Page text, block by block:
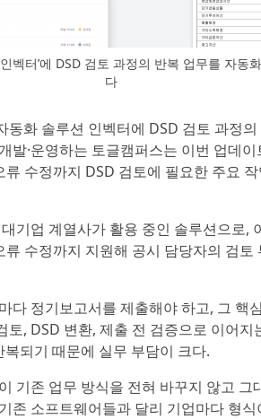
벡터’에 DSD 검토 과정의 반복 업무를 자동
다
동화 솔루션 인벡터에 DSD 검토 과정
발·운영하는 토글캠퍼스는 이번 업데이
수정까지 DSD 검토에 필요한 주요
기업 계열사가 활용 중인 솔루션으로,
수정까지 지원해 공시 담당자의 검토
다 정기보고서를 제출해야 하고, 그 핵
토, DSD 변환, 제출 전 검증으로 이어지
되기 때문에 실무 부담이 크다.
기존 업무 방식을 전혀 바꾸지 않고 그
존 소프트웨어들과 달리 기업마다 형